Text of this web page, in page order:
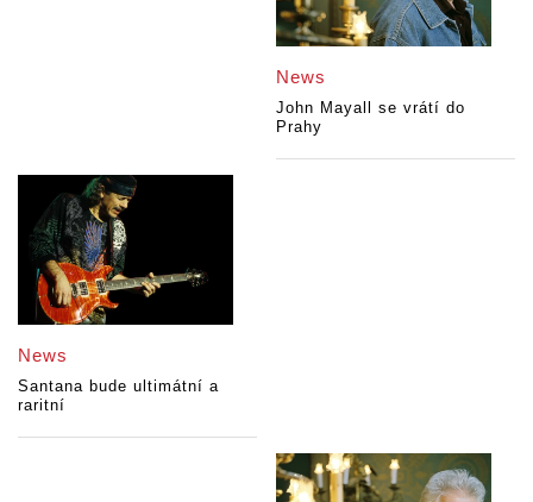
News
John Mayall se vrátí do
Prahy
News
Santana bude ultimátní a
raritní